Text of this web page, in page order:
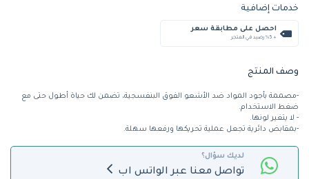
خدمات إضافية
احصل على مطابقة سعر
+ %5 رصيد في المتجر
وصف المنتج
-مصممة بأجود المواد ضد الأشعو الفوق البنفسجية، تضمن لك حياة أطول حتى مع
ضغط الاستخدام.
- لا يتغير لونها.
-بمقابض دائرية تجعل عملية تحريكها ورفعها سهلة.
لديك سؤال؟
تواصل معنا عبر الواتس اب